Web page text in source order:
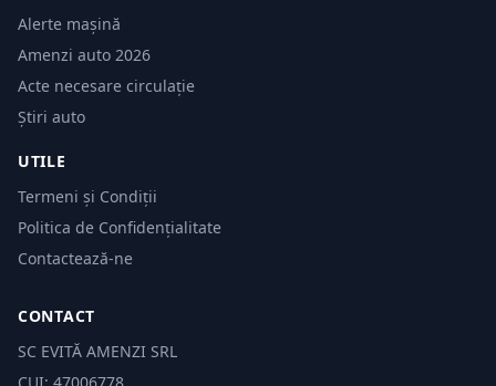
Alerte mașină
Amenzi auto 2026
Acte necesare circulație
Știri auto
UTILE
Termeni și Condiții
Politica de Confidențialitate
Contactează-ne
CONTACT
SC EVITĂ AMENZI SRL